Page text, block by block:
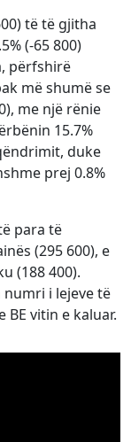
të të gjitha
(-65 800)
përfshirë
më shumë se
me një rënie
15.7%
duke
prej 0.8%
para të
(295 600), e
(188 400).
numri i lejeve të
vitin e kaluar.